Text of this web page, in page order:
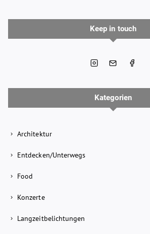
Keep in touch
Kategorien
Architektur
Entdecken/Unterwegs
Food
Konzerte
Langzeitbelichtungen